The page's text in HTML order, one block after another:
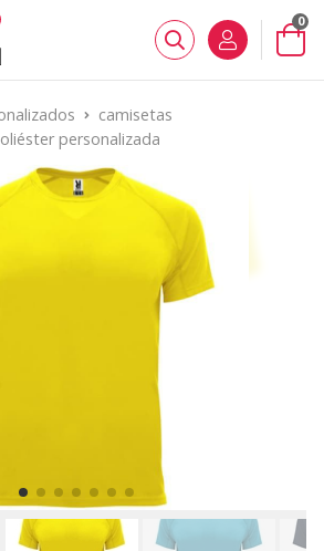
Buscar
0
camisetas
personalizada